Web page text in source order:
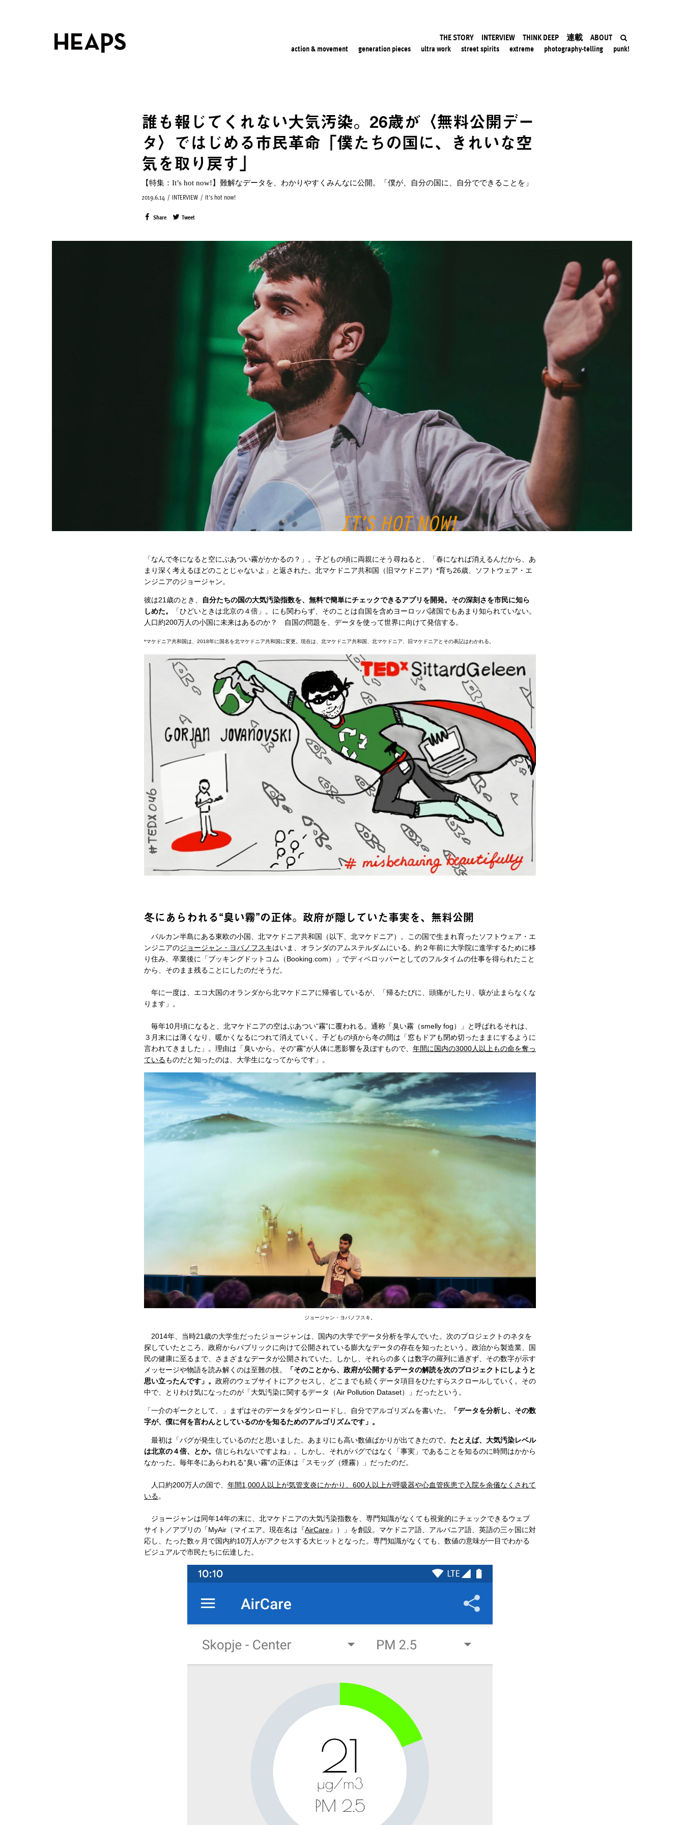
THE STORY INTERVIEW THINK DEEP 連載 ABOUT
action & movement generation pieces ultra work street spirits extreme photography-telling punk!
誰も報じてくれない大気汚染。26歳が〈無料公開デー
タ〉ではじめる市民革命「僕たちの国に、きれいな空
気を取り戻す」
【特集：It’s hot now!】難解なデータを、わかりやすくみんなに公開。「僕が、自分の国に、自分でできることを」
2019.6.14 / INTERVIEW / It's hot now!
Share Tweet
「なんで冬になると空にぶあつい霧がかかるの？」。子どもの頃に両親にそう尋ねると、「春になれば消えるんだから、あ
まり深く考えるほどのことじゃないよ」と返された。北マケドニア共和国（旧マケドニア）*育ち26歳、ソフトウェア・エ
ンジニアのジョージャン。
彼は21歳のとき、
自分たちの国の大気汚染指数を、無料で簡単にチェックできるアプリを開発。その深刻さを市民に知ら
しめた。
「ひどいときは北京の４倍」。にも関わらず、そのことは自国を含めヨーロッパ諸国でもあまり知られていない。
人口約200万人の小国に未来はあるのか？ 自国の問題を、データを使って世界に向けて発信する。
*マケドニア共和国は、2018年に国名を北マケドニア共和国に変更。現在は、北マケドニア共和国、北マケドニア、旧マケドニアとその表記はわかれる。
冬にあらわれる“臭い霧”の正体。政府が隠していた事実を、無料公開
バルカン半島にある東欧の小国、北マケドニア共和国（以下、北マケドニア）。この国で生まれ育ったソフトウェア・エ
ンジニアのジョージャン・ヨバノフスキはいま、オランダのアムステルダムにいる。約２年前に大学院に進学するために移
り住み、卒業後に「ブッキングドットコム（Booking.com）」でディベロッパーとしてのフルタイムの仕事を得られたこと
から、そのまま残ることにしたのだそうだ。
年に一度は、エコ大国のオランダから北マケドニアに帰省しているが、「帰るたびに、頭痛がしたり、咳が止まらなくな
ります」。
毎年10月頃になると、北マケドニアの空はぶあつい“霧”に覆われる。通称「臭い霧（smelly fog）」と呼ばれるそれは、
３月末には薄くなり、暖かくなるにつれて消えていく。子どもの頃から冬の間は「窓もドアも閉め切ったままにするように
言われてきました」。理由は「臭いから。その“霧”が人体に悪影響を及ぼすもので、 年間に国内の3000人以上もの命を奪っ
ているものだと知ったのは、大学生になってからです」。
ジョージャン・ヨバノフスキ。
2014年、当時21歳の大学生だったジョージャンは、国内の大学でデータ分析を学んでいた。次のプロジェクトのネタを
探していたところ、政府からパブリックに向けて公開されている膨大なデータの存在を知ったという。政治から製造業、国
民の健康に至るまで、さまざまなデータが公開されていた。しかし、それらの多くは数字の羅列に過ぎず、その数字が示す
メッセージや物語を読み解くのは至難の技。
「そのことから、政府が公開するデータの解読を次のプロジェクトにしようと
思い立ったんです」。 政府のウェブサイトにアクセスし、どこまでも続くデータ項目をひたすらスクロールしていく。その
中で、とりわけ気になったのが「大気汚染に関するデータ（Air Pollution Dataset）」だったという。
「一介のギークとして、」まずはそのデータをダウンロードし、自分でアルゴリズムを書いた。
「データを分析し、その数
字が、僕に何を言わんとしているのかを知るためのアルゴリズムです」。
最初は「バグが発生しているのだと思いました。あまりにも高い数値ばかりが出てきたので。 たとえば、大気汚染レベル
は北京の４倍、とか。 信じられないですよね」。しかし、それがバグではなく「事実」であることを知るのに時間はかから
なかった。毎年冬にあらわれる“臭い霧”の正体は「スモッグ（煙霧）」だったのだ。
人口約200万人の国で、 年間1,000人以上が気管支炎にかかり、600人以上が呼吸器や心血管疾患で入院を余儀なくされて
いる。
ジョージャンは同年14年の末に、北マケドニアの大気汚染指数を、専門知識がなくても視覚的にチェックできるウェブ
サイト／アプリの「MyAir（マイエア。現在名は『AirCare』）」を創設。マケドニア語、アルバニア語、英語の三ヶ国に対
応し、たった数ヶ月で国内約10万人がアクセスする大ヒットとなった。専門知識がなくても、数値の意味が一目でわかる
ビジュアルで市民たちに伝達した。